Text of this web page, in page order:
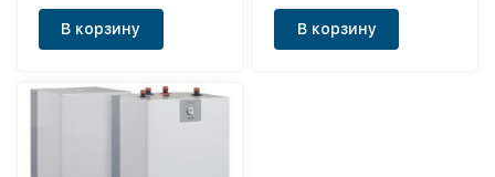
В корзину В корзину